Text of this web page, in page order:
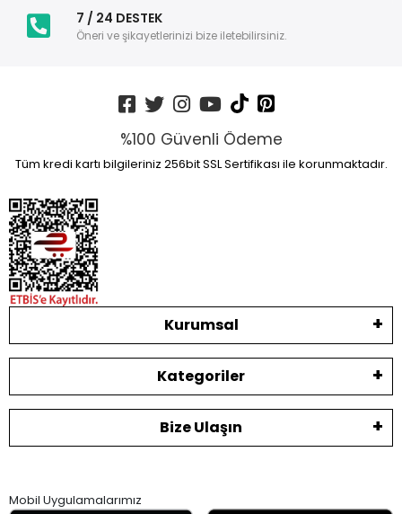
7 / 24 DESTEK
Öneri ve şikayetlerinizi bize iletebilirsiniz.
%100 Güvenli Ödeme
Tüm kredi kartı bilgileriniz 256bit SSL Sertifikası ile korunmaktadır.
Kurumsal
Kategoriler
Bize Ulaşın
Mobil Uygulamalarımız